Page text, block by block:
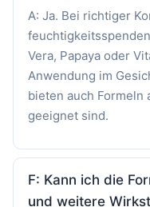
A: Ja. Bei richtiger
Vera, Papaya oder
Anwendung im
bieten auch Formeln
geeignet sind.
F: Kann ich die
und weitere